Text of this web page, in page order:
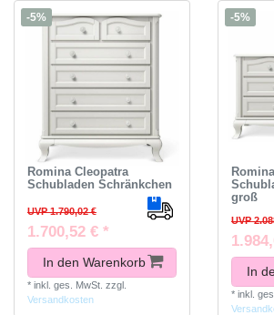
-5%
Romina Cleopatra
Schubladen Schränkchen
UVP 1.790,02 €
1.700,52 € *
In den Warenkorb
* inkl. ges. MwSt. zzgl.
Versandkosten
-5%
groß
UVP
In
* inkl.